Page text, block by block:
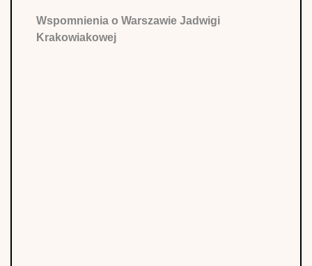
Wspomnienia o Warszawie Jadwigi
Krakowiakowej